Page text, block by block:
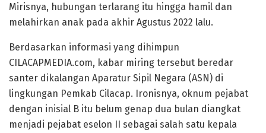
Mirisnya, hubungan terlarang itu hingga hamil dan
melahirkan anak pada akhir Agustus 2022 lalu.
Berdasarkan informasi yang dihimpun
CILACAPMEDIA.com, kabar miring tersebut beredar
santer dikalangan Aparatur Sipil Negara (ASN) di
lingkungan Pemkab Cilacap. Ironisnya, oknum pejabat
dengan inisial B itu belum genap dua bulan diangkat
menjadi pejabat eselon II sebagai salah satu kepala